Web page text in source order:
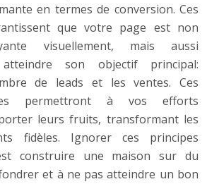
en termes de conversion. Ces
que votre page est non
visuellement, mais aussi
son objectif principal:
de leads et les ventes. Ces
permettront à vos efforts
leurs fruits, transformant les
fidèles. Ignorer ces principes
construire une maison sur du
et à ne pas atteindre un bon